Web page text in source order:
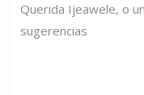
Querida Ijeawele, o
sugerencias